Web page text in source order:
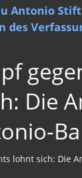
Antonio
des
Die
lohnt sich: Die